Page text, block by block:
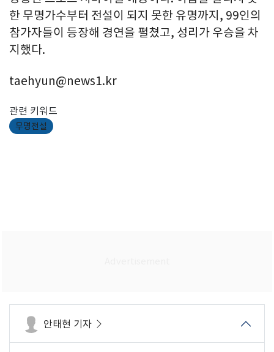
한 무명가수부터 전설이 되지 못한 유명까지, 99인의
참가자들이 등장해 경연을 펼쳤고, 성리가 우승을 차
지했다.
taehyun@news1.kr
관련 키워드
무명전설
안태현 기자